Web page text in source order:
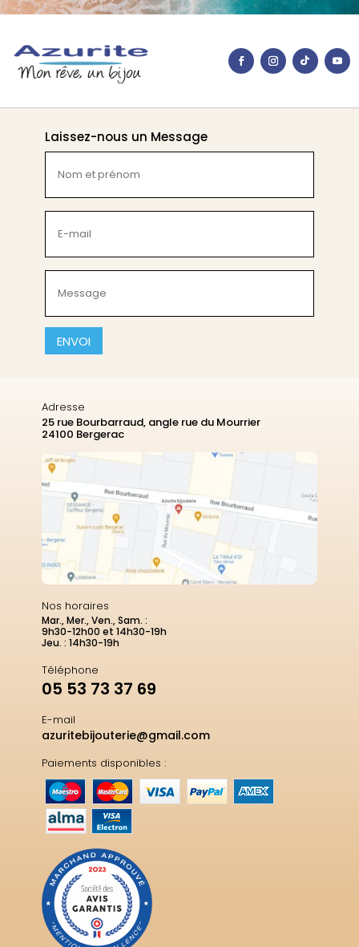
Laissez-nous un Message
et
prénom
(Nécessaire)
mail
(Nécessaire)
(Nécessaire)
CAPTCHA
Adresse
25 rue Bourbarraud, angle rue du Mourrier
24100 Bergerac
Nos horaires
Mar., Mer., Ven., Sam. :
9h30-12h00 et 14h30-19h
Jeu. : 14h30-19h
Téléphone
05 53 73 37 69
E-mail
azuritebijouterie@gmail.com
Paiements disponibles :